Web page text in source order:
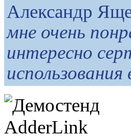
Александр
мне очень
интересно